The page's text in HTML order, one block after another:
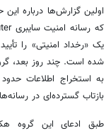
یک «رخداد امنیتی» را
بازتاب گسترده‌ای در
طبق ادعای این گروه